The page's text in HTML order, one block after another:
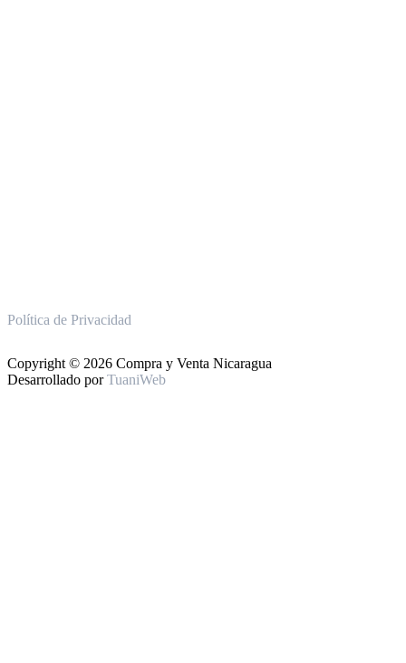
Política de Privacidad
Copyright © 2026 Compra y Venta Nicaragua
Desarrollado porTuaniWeb